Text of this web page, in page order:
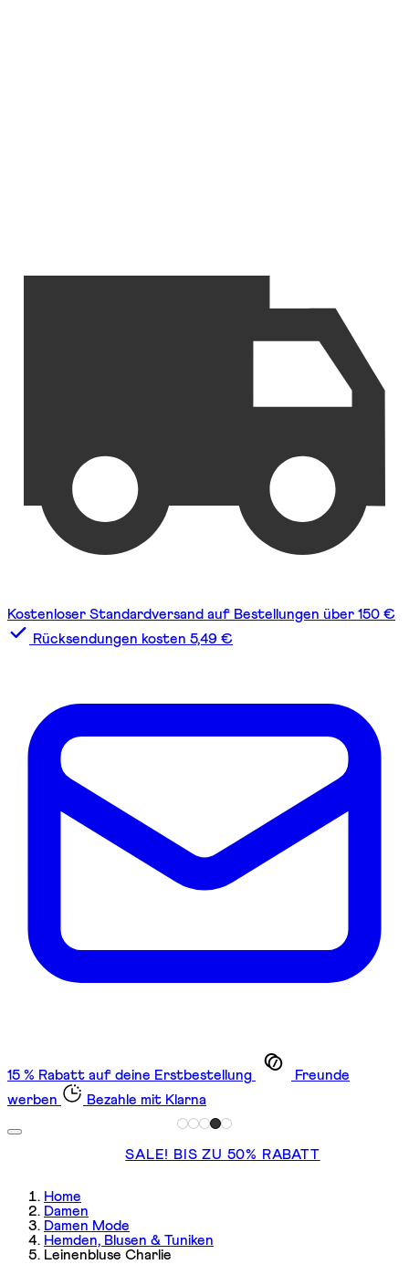
Kostenloser Standardversand auf Bestellungen über 150 €
Rücksendungen kosten 5,49 €
15 % Rabatt auf deine Erstbestellung
Freunde
werben
Bezahle mit Klarna
SALE! BIS ZU 50% RABATT
Home
Damen
Damen Mode
Hemden, Blusen & Tuniken
Leinenbluse Charlie